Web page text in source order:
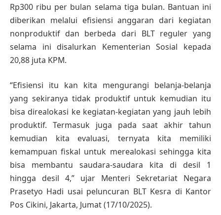
Rp300 ribu per bulan selama tiga bulan. Bantuan ini
diberikan melalui efisiensi anggaran dari kegiatan
nonproduktif dan berbeda dari BLT reguler yang
selama ini disalurkan Kementerian Sosial kepada
20,88 juta KPM.
“Efisiensi itu kan kita mengurangi belanja-belanja
yang sekiranya tidak produktif untuk kemudian itu
bisa direalokasi ke kegiatan-kegiatan yang jauh lebih
produktif. Termasuk juga pada saat akhir tahun
kemudian kita evaluasi, ternyata kita memiliki
kemampuan fiskal untuk merealokasi sehingga kita
bisa membantu saudara-saudara kita di desil 1
hingga desil 4,” ujar Menteri Sekretariat Negara
Prasetyo Hadi usai peluncuran BLT Kesra di Kantor
Pos Cikini, Jakarta, Jumat (17/10/2025).